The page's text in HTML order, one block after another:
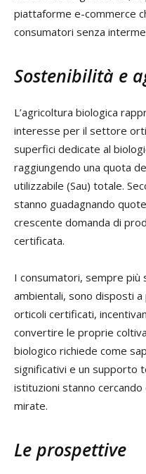
piattaforme e-commerce
consumatori senza
Sostenibilità e
L’agricoltura biologica
interesse per il settore
superfici dedicate al
raggiungendo una quota
utilizzabile (Sau) totale.
stanno guadagnando
crescente domanda di
certificata.
I consumatori, sempre più
ambientali, sono disposti
orticoli certificati,
convertire le proprie
biologico richiede come
significativi e un supporto
istituzioni stanno
mirate.
Le prospettive